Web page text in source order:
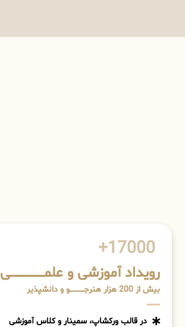
17000+
رویداد آموزشی و علمـــــــــــــــــــی
بیش از 200 هزار هنرجــــــــــــو و دانشپذیر
در قالب ورکشاپ، سمینار و کلاس آموزشی